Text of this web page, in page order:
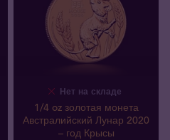
Нет на складе
1/4 oz золотая монета
Австралийский Лунар 2020
– год Крысы